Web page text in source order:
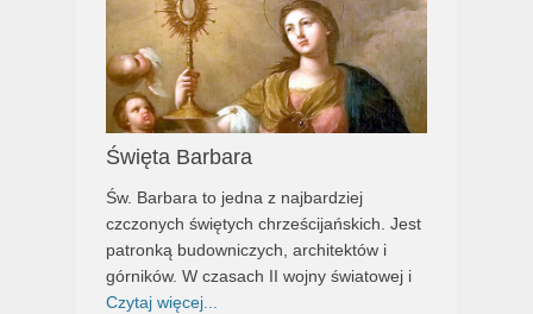
Święta Barbara
Św. Barbara to jedna z najbardziej
czczonych świętych chrześcijańskich. Jest
patronką budowniczych, architektów i
górników. W czasach II wojny światowej i
Czytaj więcej...